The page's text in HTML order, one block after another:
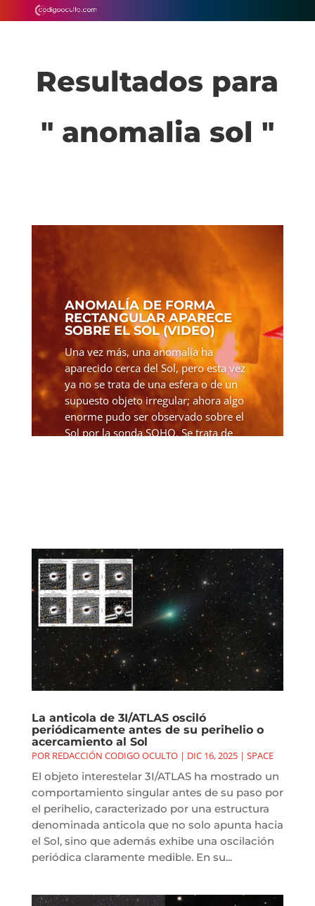
Resultados para
" anomalia sol "
ANOMALÍA DE FORMA
RECTANGULAR APARECE
SOBRE EL SOL (VIDEO)
Una vez más, una anomalía ha
aparecido cerca del Sol, pero esta vez
ya no se trata de una esfera o de un
supuesto objeto irregular; ahora algo
enorme pudo ser observado sobre el
Sol por la sonda SOHO. Se trata de
La anticola de 3I/ATLAS osciló
periódicamente antes de su perihelio o
acercamiento al Sol
POR REDACCIÓN CODIGO OCULTO| DIC 16, 2025| SPACE
El objeto interestelar 3I/ATLAS ha mostrado un
comportamiento singular antes de su paso por
el perihelio, caracterizado por una estructura
denominada anticola que no solo apunta hacia
el Sol, sino que además exhibe una oscilación
periódica claramente medible. En su...